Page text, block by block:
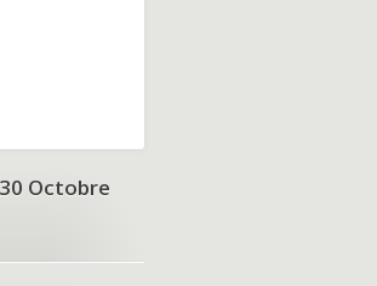
Octobre